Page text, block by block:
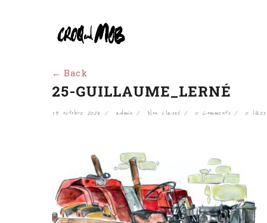
← Back
25-GUILLAUME_LERNÉ
19 octobre 2024 admin Non classé 0 Comments 0likes